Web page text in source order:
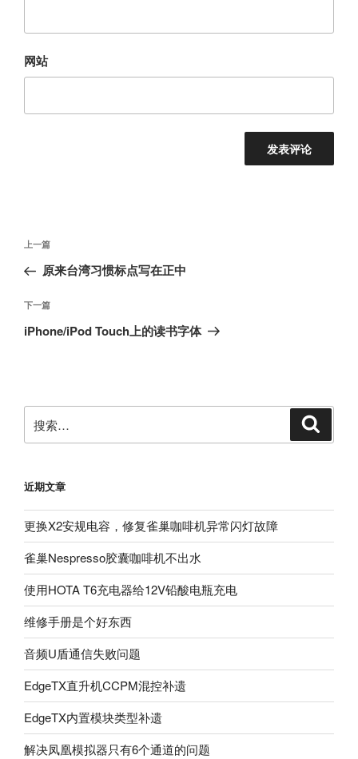
网站
文
导
航
上
一
文
章
上一篇
原来台湾习惯标点写在正中
下
一
下一篇
iPhone/iPod Touch上的读书字体
索：
近期文章
更换X2安规电容，修复雀巢咖啡机异常闪灯故障
雀巢Nespresso胶囊咖啡机不出水
使用HOTA T6充电器给12V铅酸电瓶充电
维修手册是个好东西
音频U盾通信失败问题
EdgeTX直升机CCPM混控补遗
EdgeTX内置模块类型补遗
解决凤凰模拟器只有6个通道的问题